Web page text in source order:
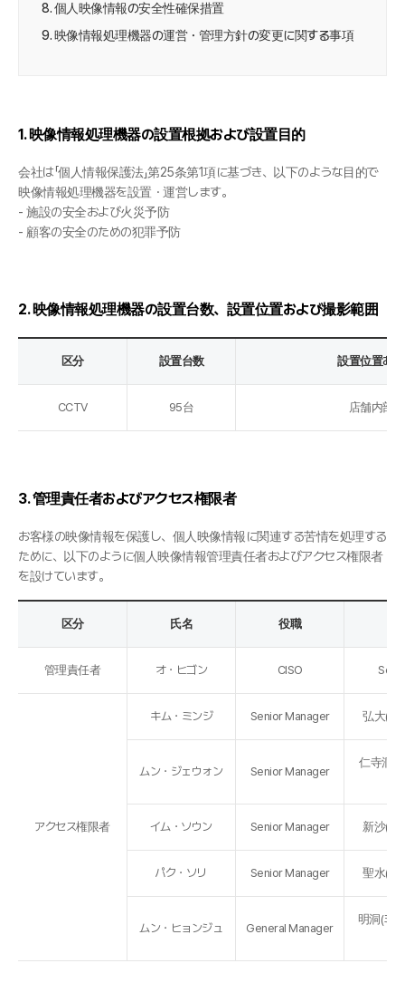
8. 個人映像情報の安全性確保措置
9. 映像情報処理機器の運営・管理方針の変更に関する事項
1. 映像情報処理機器の設置根拠および設置目的
会社は「個人情報保護法」第25条第1項に基づき、以下のような目的で
映像情報処理機器を設置・運営します。
- 施設の安全および火災予防
- 顧客の安全のための犯罪予防
2. 映像情報処理機器の設置台数、設置位置および撮影範囲
区分 設置台数 設置位置お
CCTV 95台 店舗内部
3. 管理責任者およびアクセス権限者
お客様の映像情報を保護し、個人映像情報に関連する苦情を処理する
ために、以下のように個人映像情報管理責任者およびアクセス権限者
を設けています。
区分 氏名 役職
管理責任者 オ・ヒゴン CISO
アクセス権限者
キム・ミンジ Senior Manager 弘大(ホ
ムン・ジェウォン Senior Manager
仁寺洞(
イム・ソウン Senior Manager 新沙(シ
パク・ソリ Senior Manager 聖水(ソ
ムン・ヒョンジュ General Manager
明洞(ミ